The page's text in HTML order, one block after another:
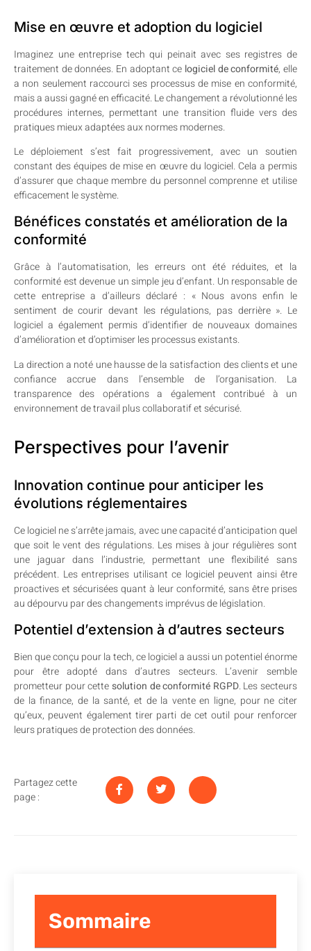
Mise en œuvre et adoption du logiciel
Imaginez une entreprise tech qui peinait avec ses registres de
traitement de données. En adoptant ce logiciel de conformité, elle
a non seulement raccourci ses processus de mise en conformité,
mais a aussi gagné en efficacité. Le changement a révolutionné les
procédures internes, permettant une transition fluide vers des
pratiques mieux adaptées aux normes modernes.
Le déploiement s’est fait progressivement, avec un soutien
constant des équipes de mise en œuvre du logiciel. Cela a permis
d’assurer que chaque membre du personnel comprenne et utilise
efficacement le système.
Bénéfices constatés et amélioration de la
conformité
Grâce à l’automatisation, les erreurs ont été réduites, et la
conformité est devenue un simple jeu d’enfant. Un responsable de
cette entreprise a d’ailleurs déclaré : « Nous avons enfin le
sentiment de courir devant les régulations, pas derrière ». Le
logiciel a également permis d’identifier de nouveaux domaines
d’amélioration et d’optimiser les processus existants.
La direction a noté une hausse de la satisfaction des clients et une
confiance accrue dans l’ensemble de l’organisation. La
transparence des opérations a également contribué à un
environnement de travail plus collaboratif et sécurisé.
Perspectives pour l’avenir
Innovation continue pour anticiper les
évolutions réglementaires
Ce logiciel ne s’arrête jamais, avec une capacité d’anticipation quel
que soit le vent des régulations. Les mises à jour régulières sont
une jaguar dans l’industrie, permettant une flexibilité sans
précédent. Les entreprises utilisant ce logiciel peuvent ainsi être
proactives et sécurisées quant à leur conformité, sans être prises
au dépourvu par des changements imprévus de législation.
Potentiel d’extension à d’autres secteurs
Bien que conçu pour la tech, ce logiciel a aussi un potentiel énorme
pour être adopté dans d’autres secteurs. L’avenir semble
prometteur pour cettesolution de conformité RGPD. Les secteurs
de la finance, de la santé, et de la vente en ligne, pour ne citer
qu’eux, peuvent également tirer parti de cet outil pour renforcer
leurs pratiques de protection des données.
Partagez cette
page :
Sommaire